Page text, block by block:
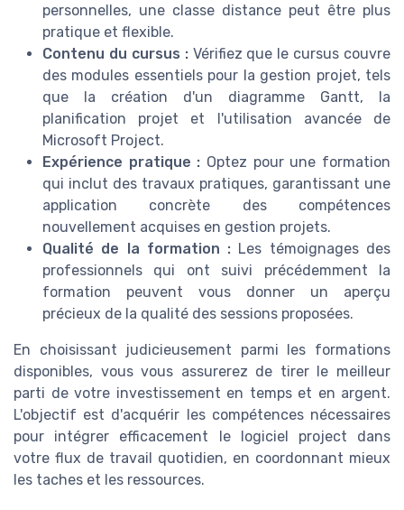
personnelles, une classe distance peut être plus
pratique et flexible.
Contenu du cursus :Vérifiez que le cursus couvre
des modules essentiels pour la gestion projet, tels
que la création d'un diagramme Gantt, la
planification projet et l'utilisation avancée de
Microsoft Project.
Expérience pratique : Optez pour une formation
qui inclut des travaux pratiques, garantissant une
application concrète des compétences
nouvellement acquises en gestion projets.
Qualité de la formation : Les témoignages des
professionnels qui ont suivi précédemment la
formation peuvent vous donner un aperçu
précieux de la qualité des sessions proposées.
En choisissant judicieusement parmi les formations
disponibles, vous vous assurerez de tirer le meilleur
parti de votre investissement en temps et en argent.
L'objectif est d'acquérir les compétences nécessaires
pour intégrer efficacement le logiciel project dans
votre flux de travail quotidien, en coordonnant mieux
les taches et les ressources.